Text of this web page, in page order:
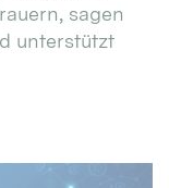
sagen
unterstützt